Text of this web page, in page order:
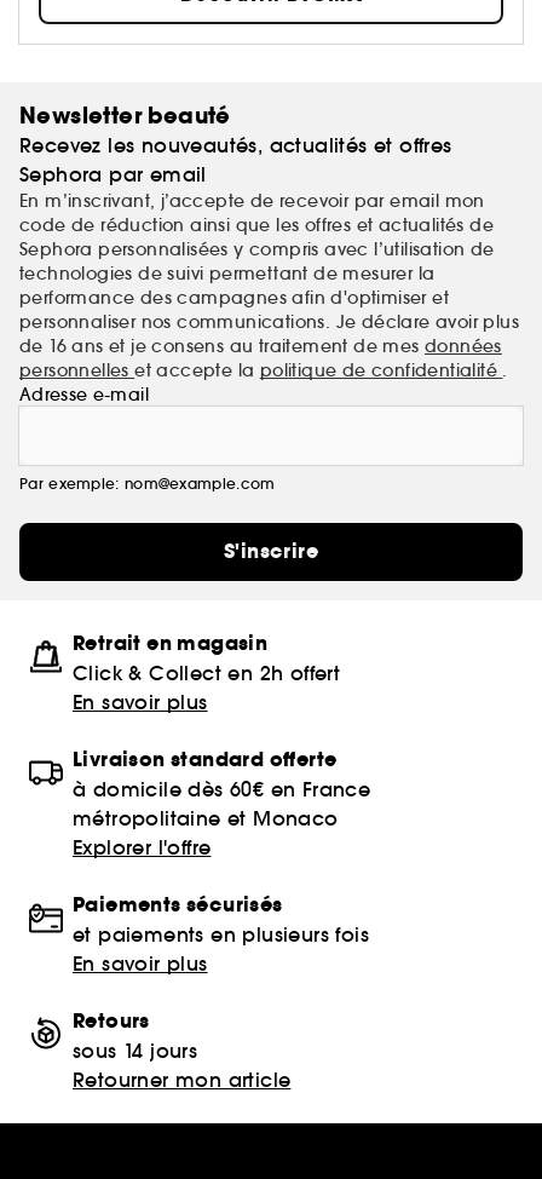
Newsletter beauté
Recevez les nouveautés, actualités et offres
Sephora par email
En m’inscrivant, j’accepte de recevoir par email mon
code de réduction ainsi que les offres et actualités de
Sephora personnalisées y compris avec l’utilisation de
technologies de suivi permettant de mesurer la
performance des campagnes afin d'optimiser et
personnaliser nos communications. Je déclare avoir plus
de 16 ans et je consens au traitement de mes données
personnelleset accepte la politique de confidentialité .
Adresse e-mail
Par exemple: nom@example.com
S'inscrire
Retrait en magasin
Click & Collect en 2h offert
En savoir plus
Livraison standard offerte
à domicile dès 60€ en France
métropolitaine et Monaco
Explorer l'offre
Paiements sécurisés
et paiements en plusieurs fois
En savoir plus
Retours
sous 14 jours
Retourner mon article